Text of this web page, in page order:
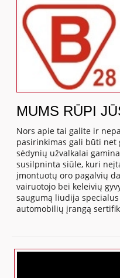
MUMS RŪPI
Nors apie tai galite ir
pasirinkimas gali būti net
sėdynių užvalkalai
susilpninta siūle, kuri
įmontuotų oro pagalvių
vairuotojo bei keleivių
saugumą liudija
automobilių įrangą